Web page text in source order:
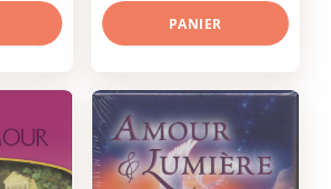
PANIER